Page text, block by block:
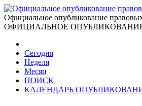
Официальное опубликование
ОФИЦИАЛЬНОЕ
Сегодня
Неделя
Месяц
ПОИСК
КАЛЕНДАРЬ